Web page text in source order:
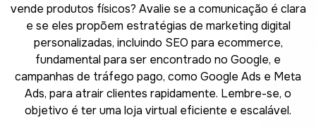
vende produtos físicos? Avalie se a comunicação é clara
e se eles propõem estratégias de marketing digital
personalizadas, incluindo SEO para ecommerce,
fundamental para ser encontrado no Google, e
campanhas de tráfego pago, como Google Ads e Meta
Ads, para atrair clientes rapidamente. Lembre-se, o
objetivo é ter uma loja virtual eficiente e escalável.